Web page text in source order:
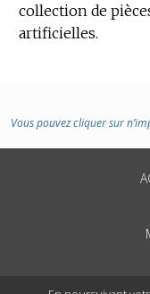
collection de
artificielles.
Vous pouvez cliquer sur